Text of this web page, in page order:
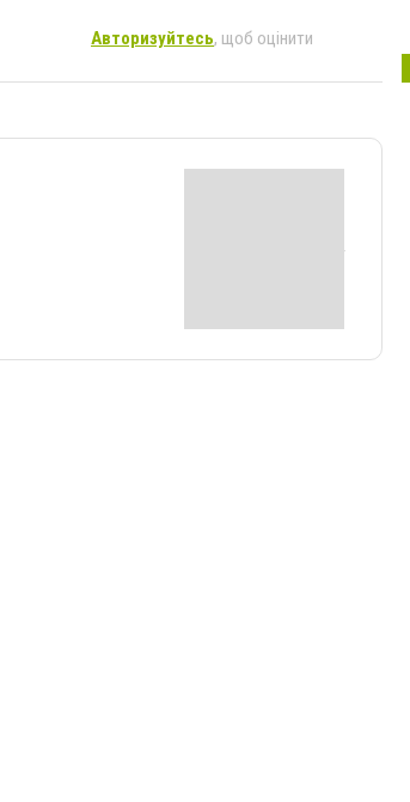
Авторизуйтесь, щоб оцінити